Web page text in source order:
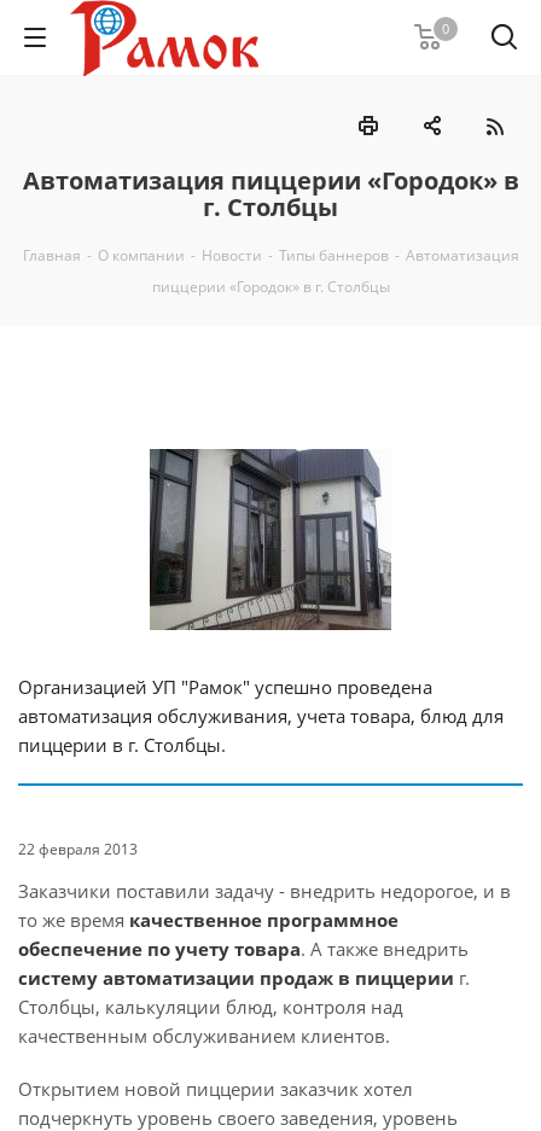
0
Автоматизация пиццерии «Городок» в
г. Столбцы
Главная - О компании - Новости - Типы баннеров - Автоматизация
пиццерии «Городок» в г. Столбцы
Организацией УП "Рамок" успешно проведена
автоматизация обслуживания, учета товара, блюд для
пиццерии в г. Столбцы.
22 февраля 2013
Заказчики поставили задачу - внедрить недорогое, и в
то же время качественное программное
обеспечение по учету товара. А также внедрить
систему автоматизации продаж в пиццерии г.
Столбцы, калькуляции блюд, контроля над
качественным обслуживанием клиентов.
Открытием новой пиццерии заказчик хотел
подчеркнуть уровень своего заведения, уровень